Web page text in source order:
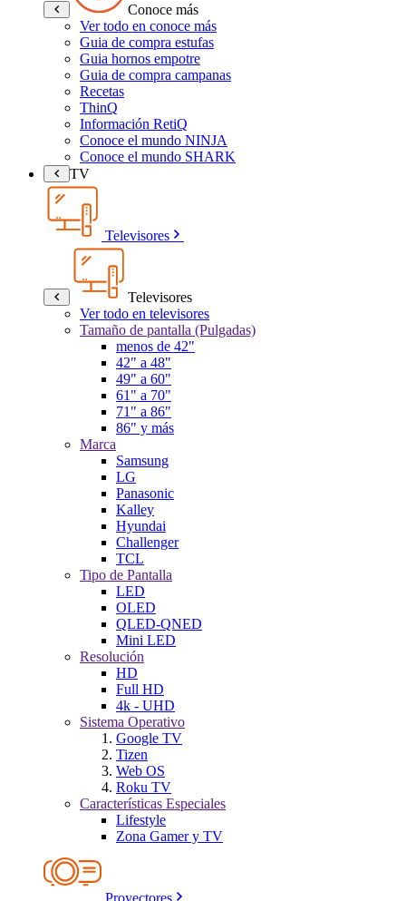
Conoce más
Ver todo en conoce más
Guia de compra estufas
Guia hornos empotre
Guia de compra campanas
Recetas
ThinQ
Información RetiQ
Conoce el mundo NINJA
Conoce el mundo SHARK
TV
Televisores
Televisores
Ver todo en televisores
Tamaño de pantalla (Pulgadas)
menos de 42"
42" a 48"
49" a 60"
61" a 70"
71" a 86"
86" y más
Marca
Samsung
LG
Panasonic
Kalley
Hyundai
Challenger
TCL
Tipo de Pantalla
LED
OLED
QLED-QNED
Mini LED
Resolución
HD
Full HD
4k - UHD
Sistema Operativo
Google TV
Tizen
Web OS
Roku TV
Características Especiales
Lifestyle
Zona Gamer y TV
Proyectores